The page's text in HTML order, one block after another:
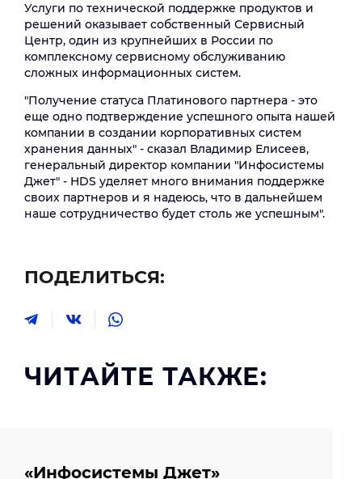
Услуги по технической поддержке продуктов и
решений оказывает собственный Сервисный
Центр, один из крупнейших в России по
комплексному сервисному обслуживанию
сложных информационных систем.
"Получение статуса Платинового партнера - это
еще одно подтверждение успешного опыта нашей
компании в создании корпоративных систем
хранения данных" - сказал Владимир Елисеев,
генеральный директор компании "Инфосистемы
Джет" - HDS уделяет много внимания поддержке
своих партнеров и я надеюсь, что в дальнейшем
наше сотрудничество будет столь же успешным".
ПОДЕЛИТЬСЯ:
ЧИТАЙТЕ ТАКЖЕ:
«Инфосистемы Джет»